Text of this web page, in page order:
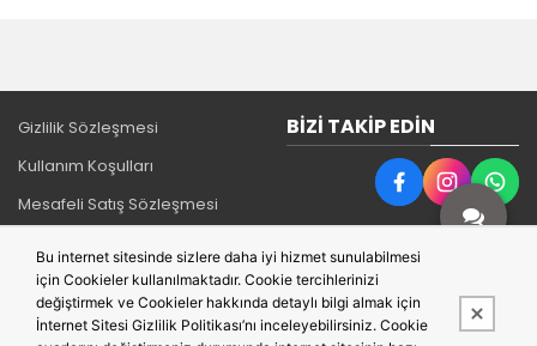
Gizlilik Sözleşmesi
Kullanım Koşulları
Mesafeli Satış Sözleşmesi
İletişim
BIZI TAKIP EDIN
Bu internet sitesinde sizlere daha iyi hizmet sunulabilmesi
için Cookieler kullanılmaktadır. Cookie tercihlerinizi
değiştirmek ve Cookieler hakkında detaylı bilgi almak için
İnternet Sitesi Gizlilik Politikası’nı inceleyebilirsiniz. Cookie